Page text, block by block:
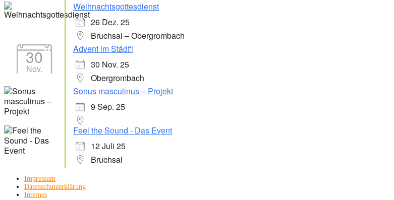
Weihnachtsgottesdienst
26 Dez. 25
Bruchsal – Obergrombach
30
Nov.
Advent im Städt'l
30 Nov. 25
Obergrombach
Sonus masculinus – Projekt
9 Sep. 25
Feel the Sound - Das Event
12 Juli 25
Bruchsal
Impressum
Datenschutzerklärung
Internes